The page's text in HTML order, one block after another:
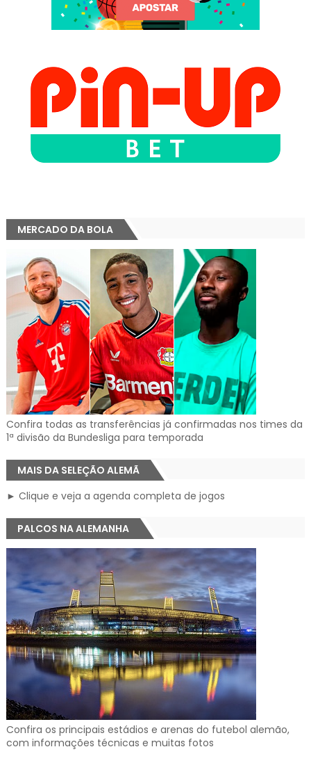
MERCADO DA BOLA
Confira todas as transferências já confirmadas nos times da
1ª divisão da Bundesliga para temporada
MAIS DA SELEÇÃO ALEMÃ
► Clique e veja a agenda completa de jogos
PALCOS NA ALEMANHA
Confira os principais estádios e arenas do futebol alemão,
com informações técnicas e muitas fotos